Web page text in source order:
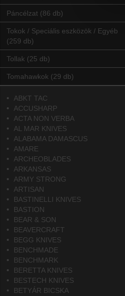
Páncélzat (86 db)
Tokok / Speciális eszközök / Egyéb
(259 db)
Tollak (25 db)
Tomahawkok (29 db)
ABKT TAC
ACCUSHARP
ACTA NON VERBA
AL MAR KNIVES
ALABAMA DAMASCUS
AMARE
ARCHEOBLADES
ARKANSAS
ARMY STRONG
ARTISAN
BASTINELLI KNIVES
BASTION
BEAR & SON
BEAVERCRAFT
BEGG KNIVES
BENCHMADE
BENCHMARK
BERETTA KNIVES
BESTECH KNIVES
BETYÁR BICSKA